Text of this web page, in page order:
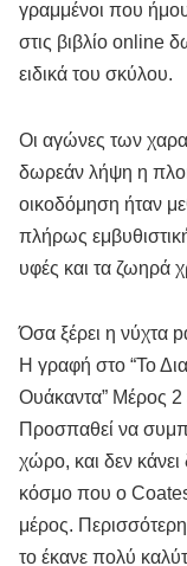
γραμμένοι που
στις βιβλίο online
ειδικά του σκύλου.
Οι αγώνες των
δωρεάν λήψη η
οικοδόμηση ήταν
πλήρως
υφές και τα ζωηρά
Όσα ξέρει η νύχτα
Η γραφή στο “Το
Ουάκαντα” Μέρος 2
Προσπαθεί να
χώρο, και δεν
κόσμο που ο
μέρος.
το έκανε πολύ